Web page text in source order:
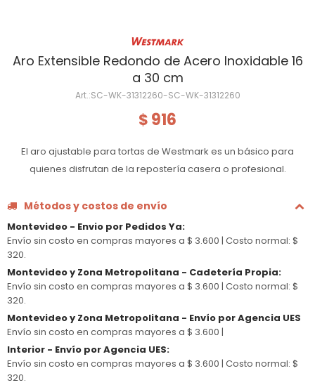
Aro Extensible Redondo de Acero Inoxidable 16
a 30 cm
SC-WK-31312260-SC-WK-31312260
$ 916
El aro ajustable para tortas de Westmark es un básico para
quienes disfrutan de la repostería casera o profesional.
Métodos y costos de envío
Montevideo - Envio por Pedidos Ya:
Envío sin costo en compras mayores a $ 3.600 | Costo normal: $
320.
Montevideo y Zona Metropolitana - Cadetería Propia:
Envío sin costo en compras mayores a $ 3.600 | Costo normal: $
320.
Montevideo y Zona Metropolitana - Envío por Agencia UES
Envío sin costo en compras mayores a $ 3.600 |
Interior - Envío por Agencia UES:
Envío sin costo en compras mayores a $ 3.600 | Costo normal: $
320.